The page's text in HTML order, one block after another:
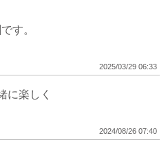
す。
2025/03/29 06:33
に楽しく
2024/08/26 07:40